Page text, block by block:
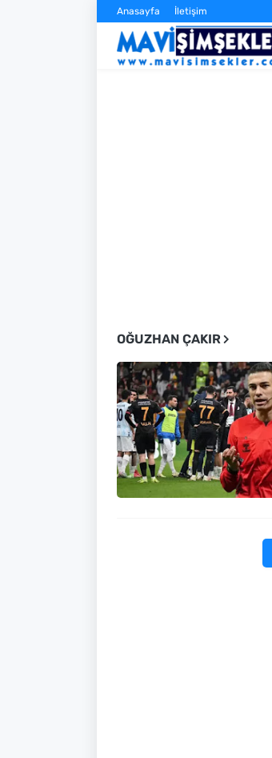
Anasayfa İletişim
OĞUZHAN ÇAKIR